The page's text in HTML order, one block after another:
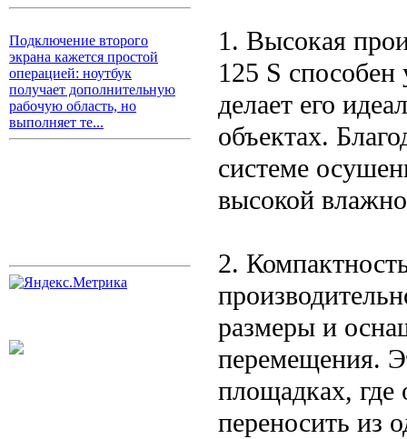
Подключение второго
экрана кажется простой
операцией: ноутбук
получает дополнительную
рабочую область, но
выполняет те...
1. Высокая
125 S способен
делает его
объектах.
системе
высокой
2.
размеры и
перемещения.
площадках, где
переносить из